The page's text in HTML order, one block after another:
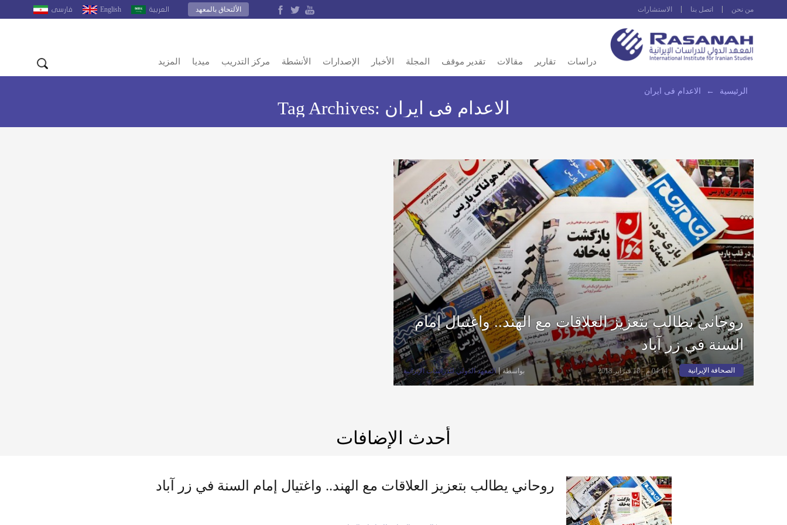
من نحن اتصل بنا الاستشارات العربية English فارسى الألتحاق بالمعهد
دراسات تقارير مقالات تقدير موقف المجلة الأخبار الإصدارات الأنشطة مركز التدريب ميديا المزيد
الرئيسية ← الاعدام فى ايران
Tag Archives: الاعدام فى ايران
روحاني يطالب بتعزيز العلاقات مع الهند.. واغتيال إمام
السنة في زر آباد
الصحافة الإيرانية 04:14 م - 18 فبراير 2018 بواسطة المعهد الدولي للدراسات الإيرانية
أحدث الإضافات
روحاني يطالب بتعزيز العلاقات مع الهند.. واغتيال إمام السنة في زر آباد